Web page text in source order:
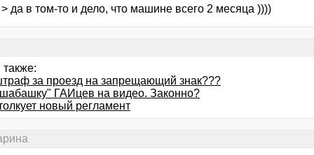
да в том-то и дело, что машине всего 2 месяца ))))
за проезд на запрещающий знак???
ГАИцев на видео. Законно?
новый регламент